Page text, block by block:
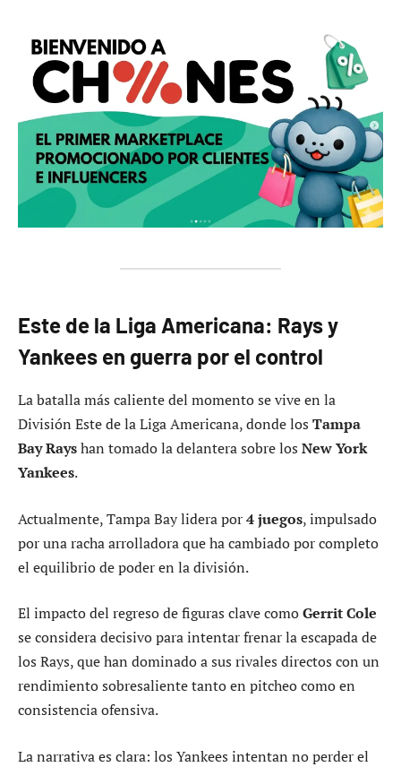
Este de la Liga Americana: Rays y
Yankees en guerra por el control
La batalla más caliente del momento se vive en la
División Este de la Liga Americana, donde los Tampa
Bay Rayshan tomado la delantera sobre los New York
Yankees.
Actualmente, Tampa Bay lidera por4 juegos, impulsado
por una racha arrolladora que ha cambiado por completo
el equilibrio de poder en la división.
El impacto del regreso de figuras clave comoGerrit Cole
se considera decisivo para intentar frenar la escapada de
los Rays, que han dominado a sus rivales directos con un
rendimiento sobresaliente tanto en pitcheo como en
consistencia ofensiva.
La narrativa es clara: los Yankees intentan no perder el